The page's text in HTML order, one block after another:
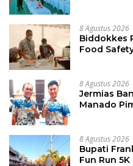
8 Agustus 2026
Biddokkes
Food
8 Agustus 2026
Jermias
Manado
8 Agustus 2026
Bupati
Fun Run